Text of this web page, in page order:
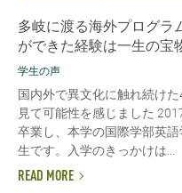
多岐に渡る海外プログラ
ができた経験は一生の宝
学生の声
国内外で異文化に触れ続け
見て可能性を感じました
卒業し、本学の国際学部英
生です。入学のきっかけは...
READ MORE